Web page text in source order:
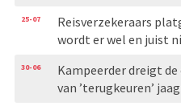
25-07
Reisverzekeraars
wordt er wel en juist
30-06
Kampeerder dreigt
van ’terugkeuren’